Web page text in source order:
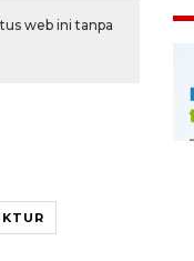
web ini tanpa